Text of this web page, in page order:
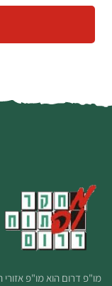
מו"פ דרום הוא מו"פ